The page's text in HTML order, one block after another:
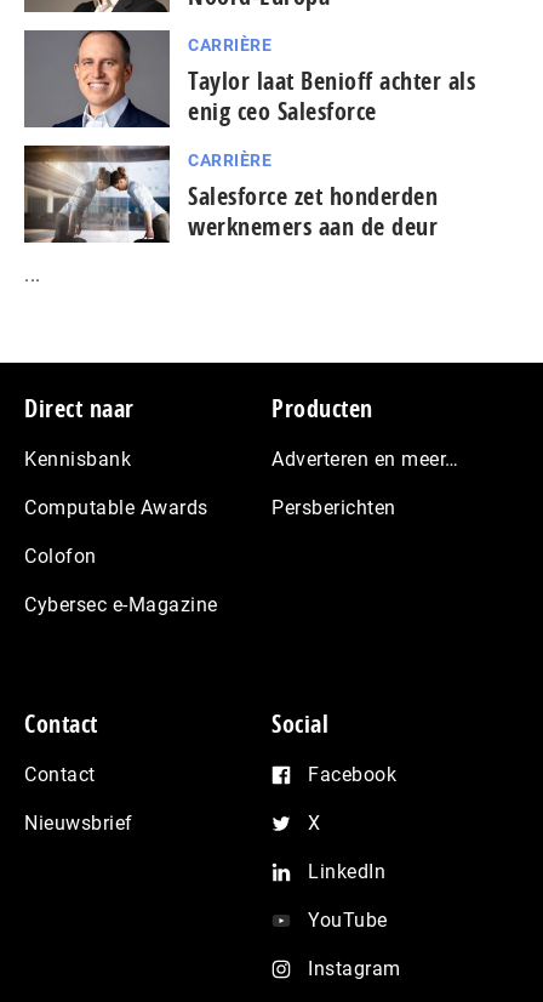
CARRIÈRE
Taylor laat Benioff achter als
enig ceo Salesforce
CARRIÈRE
Salesforce zet honderden
werknemers aan de deur
...
Footer
Direct naar
Kennisbank
Computable Awards
Colofon
Cybersec e-Magazine
Producten
Adverteren en meer…
Persberichten
Contact
Contact
Nieuwsbrief
Social
Facebook
X
LinkedIn
YouTube
Instagram